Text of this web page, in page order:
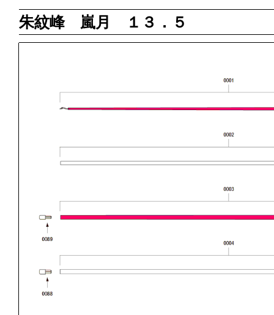
朱紋峰 嵐月 １３．５